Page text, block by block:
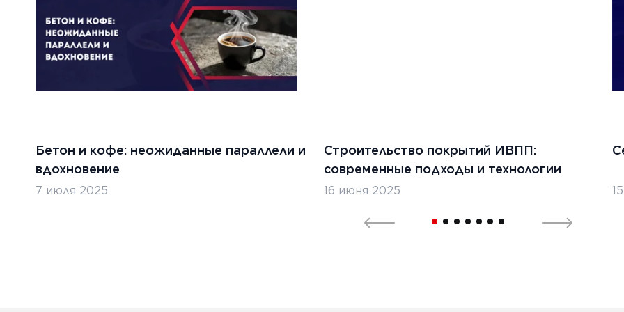
Бетон и кофе: неожиданные параллели и
вдохновение
7 июля 2025
Строительство покрытий ИВПП:
современные подходы и технологии
16 июня 2025